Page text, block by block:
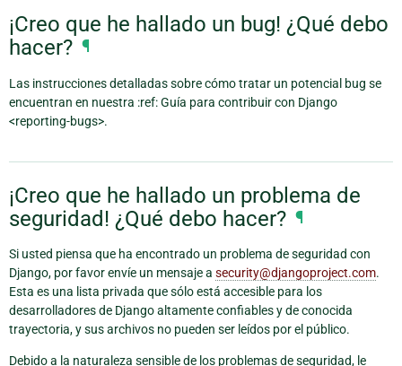
¡Creo que he hallado un bug! ¿Qué debo
hacer? ¶
Las instrucciones detalladas sobre cómo tratar un potencial bug se
encuentran en nuestra :ref: Guía para contribuir con Django
<reporting-bugs>.
¡Creo que he hallado un problema de
seguridad! ¿Qué debo hacer? ¶
Si usted piensa que ha encontrado un problema de seguridad con
Django, por favor envíe un mensaje a security@djangoproject.com.
Esta es una lista privada que sólo está accesible para los
desarrolladores de Django altamente confiables y de conocida
trayectoria, y sus archivos no pueden ser leídos por el público.
Debido a la naturaleza sensible de los problemas de seguridad, le